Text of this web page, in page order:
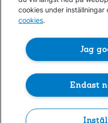
Om penningtvättslagen
Lättläst
Folksam ©
Kontakta oss0771-950 950
cookies under inställningar
cookies.
Jag
Endast